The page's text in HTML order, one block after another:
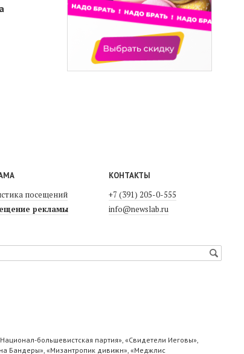
посещений
рекламы
КОНТАКТЫ
+7 (391) 205-0-555
info@newslab.ru
большевистская партия», «Свидетели Иеговы»,
Бандеры», «Мизантропик дивижн», «Меджлис